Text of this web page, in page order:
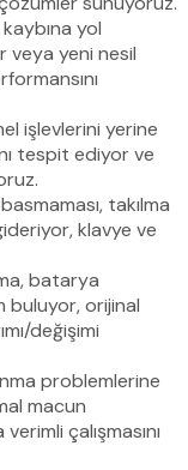
yol
veya yeni nesil
işlevlerini yerine
tespit ediyor ve
takılma
klavye ve
batarya
buluyor, orijinal
değişimi
problemlerine
macun
çalışmasını